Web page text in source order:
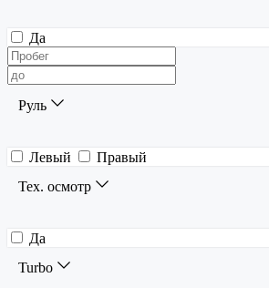
Да
Руль
Левый
Правый
Тех. осмотр
Да
Turbo